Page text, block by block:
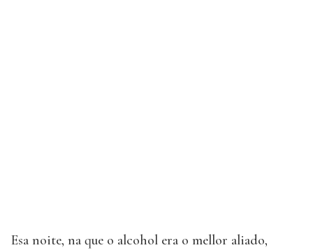
Esa noite, na que o alcohol era o mellor aliado,